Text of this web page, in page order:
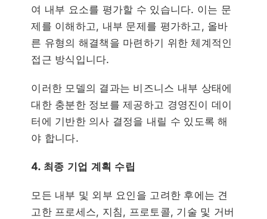
여 내부 요소를 평가할 수 있습니다. 이는 문
제를 이해하고, 내부 문제를 평가하고, 올바
른 유형의 해결책을 마련하기 위한 체계적인
접근 방식입니다.
이러한 모델의 결과는 비즈니스 내부 상태에
대한 충분한 정보를 제공하고 경영진이 데이
터에 기반한 의사 결정을 내릴 수 있도록 해
야 합니다.
4. 최종 기업 계획 수립
모든 내부 및 외부 요인을 고려한 후에는 견
고한 프로세스, 지침, 프로토콜, 기술 및 거버